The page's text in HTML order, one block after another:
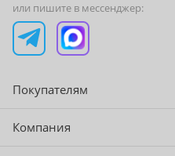
или пишите в мессенджер:
Покупателям
Компания